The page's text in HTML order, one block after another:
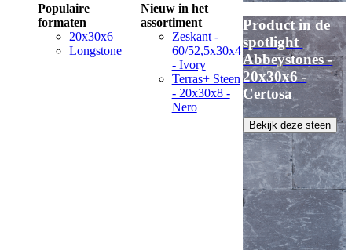
Populaire
formaten
20x30x6
Longstone
Nieuw in het
assortiment
Zeskant -
60/52,5x30x4
- Ivory
Terras+ Steen
- 20x30x8 -
Nero
Product in de
spotlight
Abbeystones -
20x30x6 -
Certosa
Bekijk deze steen